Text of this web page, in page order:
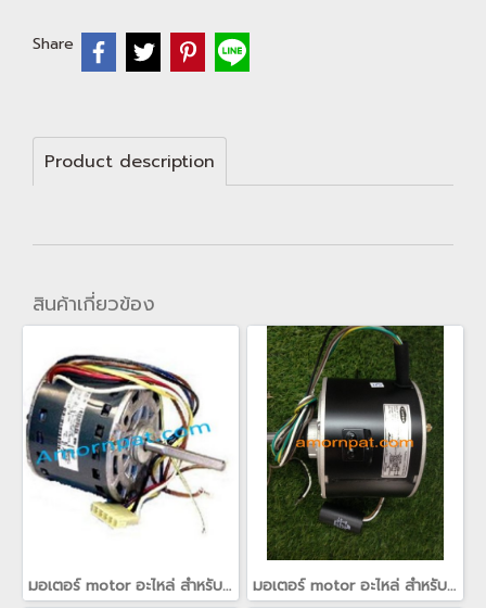
Share
Product description
สินค้าเกี่ยวข้อง
มอเตอร์ motor อะไหล่ สำหรับ เครื่องปรับอากาศ แคเรียร์ Carrier มอเตอร์ motor อะไหล่ สำหรับ เครื่องปรับอากาศ แคเรียร์ Carrier(copy)(copy)(copy)(copy)